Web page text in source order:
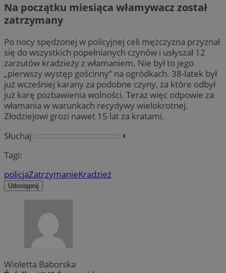
Na początku miesiąca włamywacz został
zatrzymany
Po nocy spędzonej w policyjnej celi mężczyzna przyznał
się do wszystkich popełnianych czynów i usłyszał 12
zarzutów kradzieży z włamaniem. Nie był to jego
„pierwszy występ gościnny” na ogródkach. 38-latek był
już wcześniej karany za podobne czyny, za które odbył
już karę pozbawienia wolności. Teraz więc odpowie za
włamania w warunkach recydywy wielokrotnej.
Złodziejowi grozi nawet 15 lat za kratami.
Słuchaj
⏵︎
Tagi:
policjaZatrzymanieKradzież
Udostępnij
Wioletta Baborska